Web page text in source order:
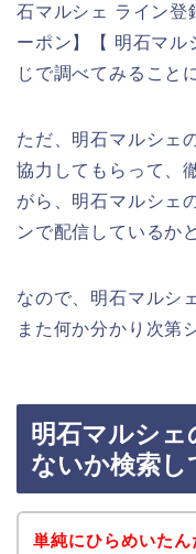
石マルシェ ライン登
ーポン】【 明石マル
じで調べてみること
ただ、明石マルシェ
協力してもらって、
がら、明石マルシェ
ンで配信しているか
なので、明石マルシ
また何か分かり次第
明石マルシ
ないか検索し
単純にひらめいた